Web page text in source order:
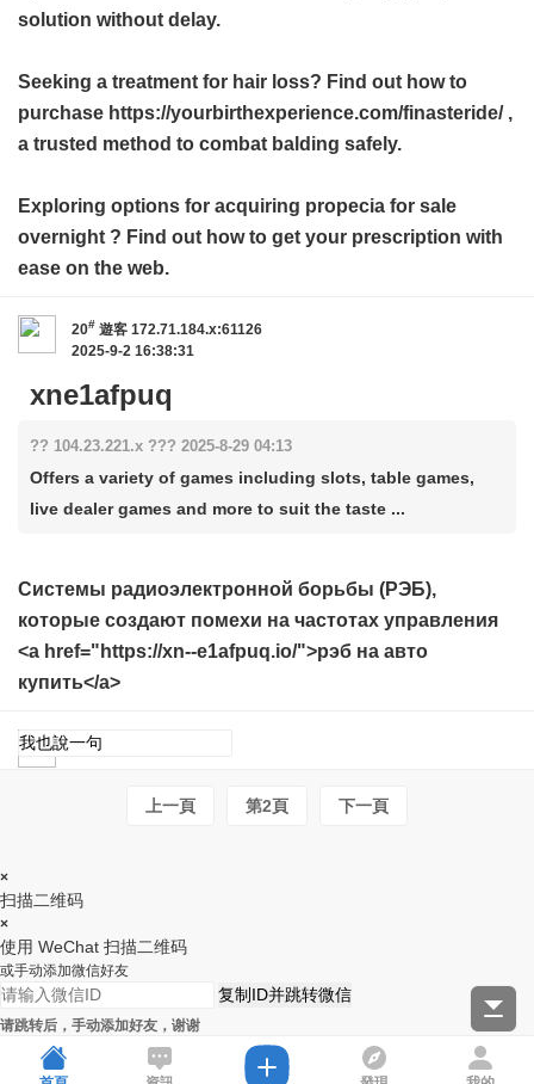
solution without delay.
Seeking a treatment for hair loss? Find out how to
purchase https://yourbirthexperience.com/finasteride/ ,
a trusted method to combat balding safely.
Exploring options for acquiring propecia for sale
overnight ? Find out how to get your prescription with
ease on the web.
20# 遊客 172.71.184.x:61126
2025-9-2 16:38:31
xne1afpuq
?? 104.23.221.x ??? 2025-8-29 04:13
Offers a variety of games including slots, table games,
live dealer games and more to suit the taste ...
Системы радиоэлектронной борьбы (РЭБ),
которые создают помехи на частотах управления
<a href="https://xn--e1afpuq.io/">рэб на авто
купить</a>
上一頁 第2頁 下一頁
×
扫描二维码
×
使用 WeChat 扫描二维码
或手动添加微信好友
复制ID并跳转微信
请跳转后，手动添加好友，谢谢